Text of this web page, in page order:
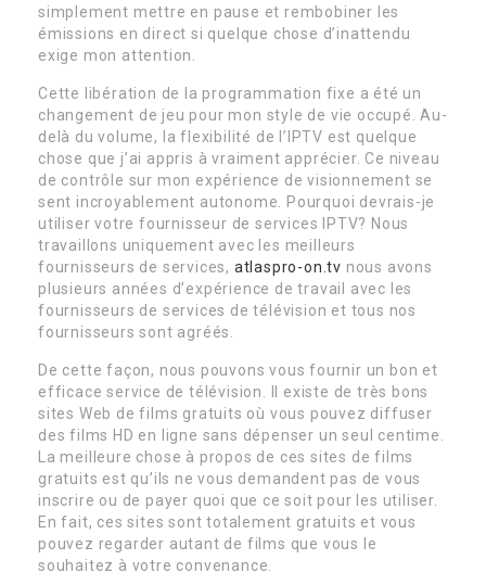
simplement mettre en pause et rembobiner les
émissions en direct si quelque chose d’inattendu
exige mon attention.
Cette libération de la programmation fixe a été un
changement de jeu pour mon style de vie occupé. Au-
delà du volume, la flexibilité de l’IPTV est quelque
chose que j’ai appris à vraiment apprécier. Ce niveau
de contrôle sur mon expérience de visionnement se
sent incroyablement autonome. Pourquoi devrais-je
utiliser votre fournisseur de services IPTV? Nous
travaillons uniquement avec les meilleurs
fournisseurs de services, atlaspro-on.tv nous avons
plusieurs années d’expérience de travail avec les
fournisseurs de services de télévision et tous nos
fournisseurs sont agréés.
De cette façon, nous pouvons vous fournir un bon et
efficace service de télévision. Il existe de très bons
sites Web de films gratuits où vous pouvez diffuser
des films HD en ligne sans dépenser un seul centime.
La meilleure chose à propos de ces sites de films
gratuits est qu’ils ne vous demandent pas de vous
inscrire ou de payer quoi que ce soit pour les utiliser.
En fait, ces sites sont totalement gratuits et vous
pouvez regarder autant de films que vous le
souhaitez à votre convenance.